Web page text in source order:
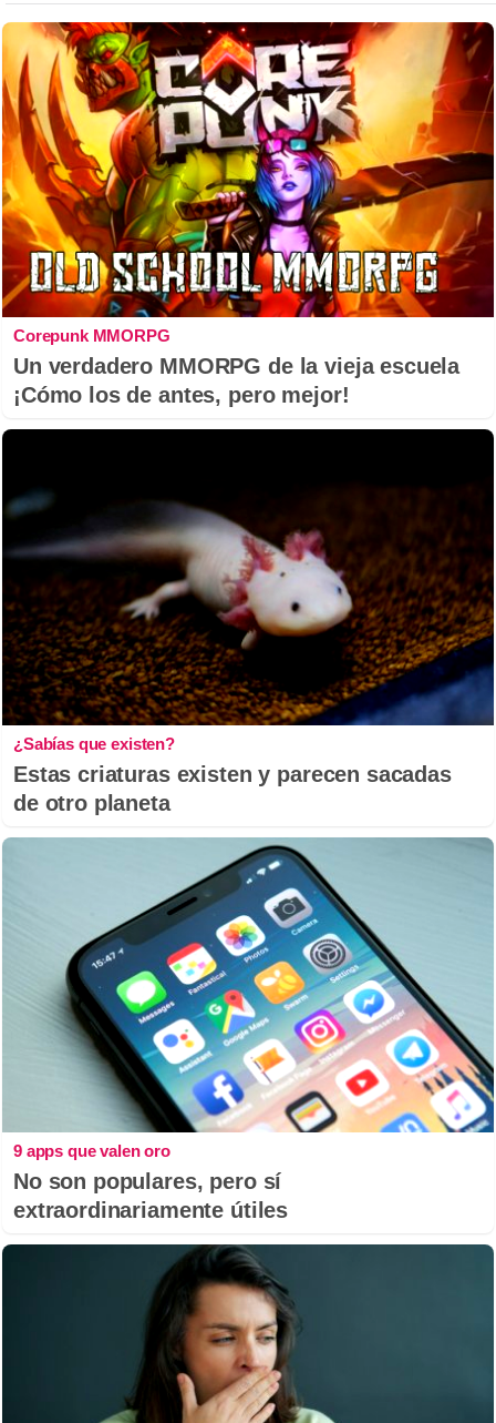
Corepunk MMORPG
Un verdadero MMORPG de la vieja escuela
¡Cómo los de antes, pero mejor!
¿Sabías que existen?
Estas criaturas existen y parecen sacadas
de otro planeta
9 apps que valen oro
No son populares, pero sí
extraordinariamente útiles